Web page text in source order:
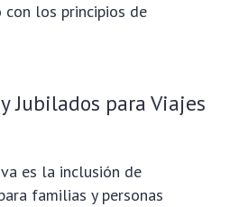
los principios de
Jubilados para Viajes
es la inclusión de
familias y personas